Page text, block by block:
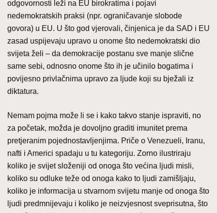
odgovornosti leži na EU birokratima i pojavi
nedemokratskih praksi (npr. ograničavanje slobode
govora) u EU. U što god vjerovali, činjenica je da SAD i EU
zasad uspijevaju upravo u onome što nedemokratski dio
svijeta želi – da demokracije postanu sve manje slične
same sebi, odnosno onome što ih je učinilo bogatima i
povijesno privlačnima upravo za ljude koji su bježali iz
diktatura.
Nemam pojma može li se i kako takvo stanje ispraviti, no
za početak, možda je dovoljno graditi imunitet prema
pretjeranim pojednostavljenjima. Priče o Venezueli, Iranu,
nafti i Americi spadaju u tu kategoriju. Zorno ilustriraju
koliko je svijet složeniji od onoga što većina ljudi misli,
koliko su odluke teže od onoga kako to ljudi zamišljaju,
koliko je informacija u stvarnom svijetu manje od onoga što
ljudi predmnijevaju i koliko je neizvjesnost sveprisutna, što